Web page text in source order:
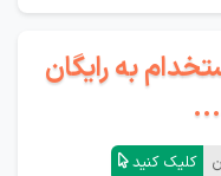
به رایگان
کلیک کنید